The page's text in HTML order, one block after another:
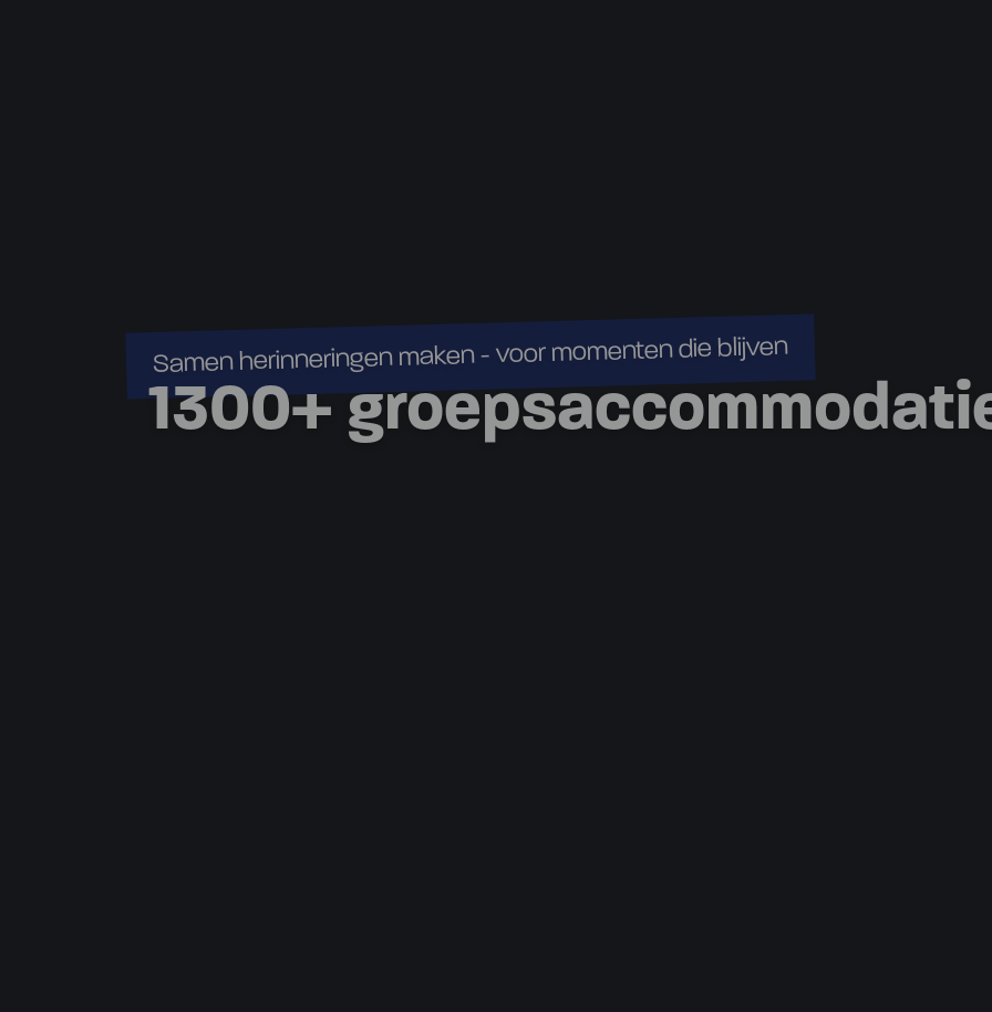
Samen herinneringen maken - voor momenten die blijven
1300+